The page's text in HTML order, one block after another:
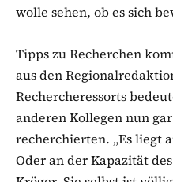
wolle sehen, ob es sich
Tipps zu Recherchen
aus den
Rechercheressorts
anderen Kollegen nun
recherchierten. „Es liegt
Oder an der Kapazität